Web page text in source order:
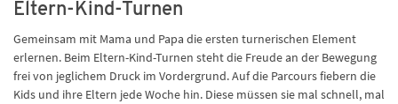
Eltern-Kind-Turnen
Gemeinsam mit Mama und Papa die ersten turnerischen Element
erlernen. Beim Eltern-Kind-Turnen steht die Freude an der Bewegung
frei von jeglichem Druck im Vordergrund. Auf die Parcours fiebern die
Kids und ihre Eltern jede Woche hin. Diese müssen sie mal schnell, mal